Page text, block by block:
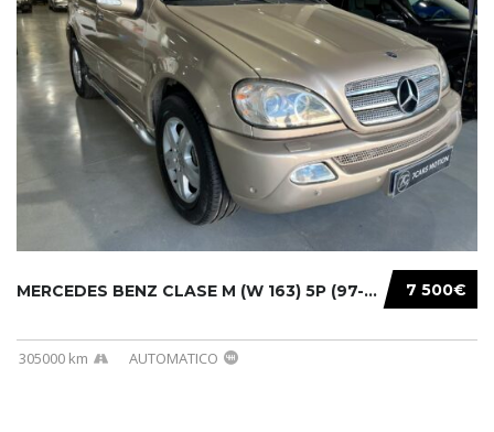
7 500€
MERCEDES BENZ CLASE M (W 163) 5P (97-05) 200...
305000 km AUTOMATICO